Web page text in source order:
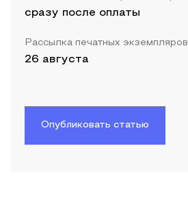
сразу после оплаты
Рассылка печатных экземпляров
26 августа
Опубликовать статью